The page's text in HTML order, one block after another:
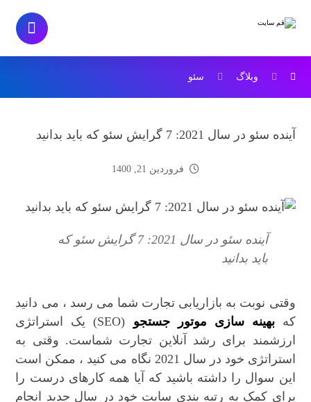
وبلاگ سئو
آینده سئو در سال 2021: 7 گرایش سئو که باید بدانید
فروردین 21, 1400
آینده سئو در سال 2021: 7 گرایش سئو که
باید بدانید
وقتی نوبت به بازاریابی تجارت شما می رسد ، می دانید
کهبهینه سازی موتور جستجو
(SEO) یک استراتژی
ارزشمند برای رشد آنلاین تجارت شماست. وقتی به
استراتژی خود در سال 2021 نگاه می کنید ، ممکن است
این سوال را داشته باشید که آیا همه کارهای درست را
برای کمک به رتبه بندی سایت خود در سال جدید انجام